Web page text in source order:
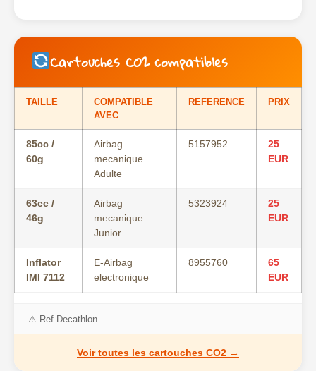
Cartouches CO2 compatibles
TAILLE
COMPATIBLE
AVEC
REFERENCE PRIX
85cc /
60g
Airbag
mecanique
Adulte
5157952
25
EUR
63cc /
46g
Airbag
mecanique
Junior
5323924
25
EUR
Inflator
IMI 7112
E-Airbag
electronique
8955760
65
EUR
⚠ Ref Decathlon
Voir toutes les cartouches CO2 →